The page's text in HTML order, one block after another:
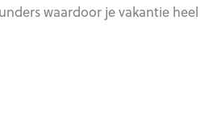
waardoor je vakantie heel